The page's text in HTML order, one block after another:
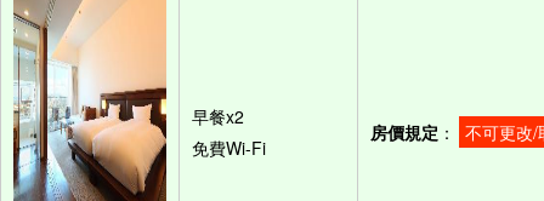
早餐x2
免費Wi-Fi
房價規定 ： 不可更改/